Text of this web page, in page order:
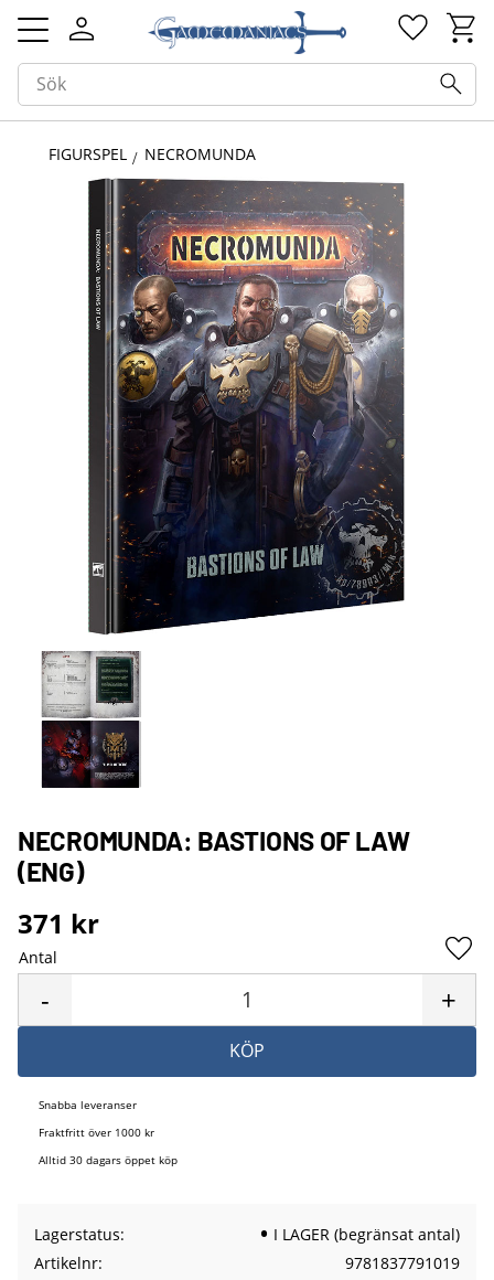
Meny
FIGURSPEL NECROMUNDA
NECROMUNDA: BASTIONS OF LAW
(ENG)
371 kr
Antal
+
-
KÖP
Snabba leveranser
Fraktfritt över 1000 kr
Alltid 30 dagars öppet köp
Lagerstatus
I LAGER (begränsat antal)
Artikelnr
9781837791019